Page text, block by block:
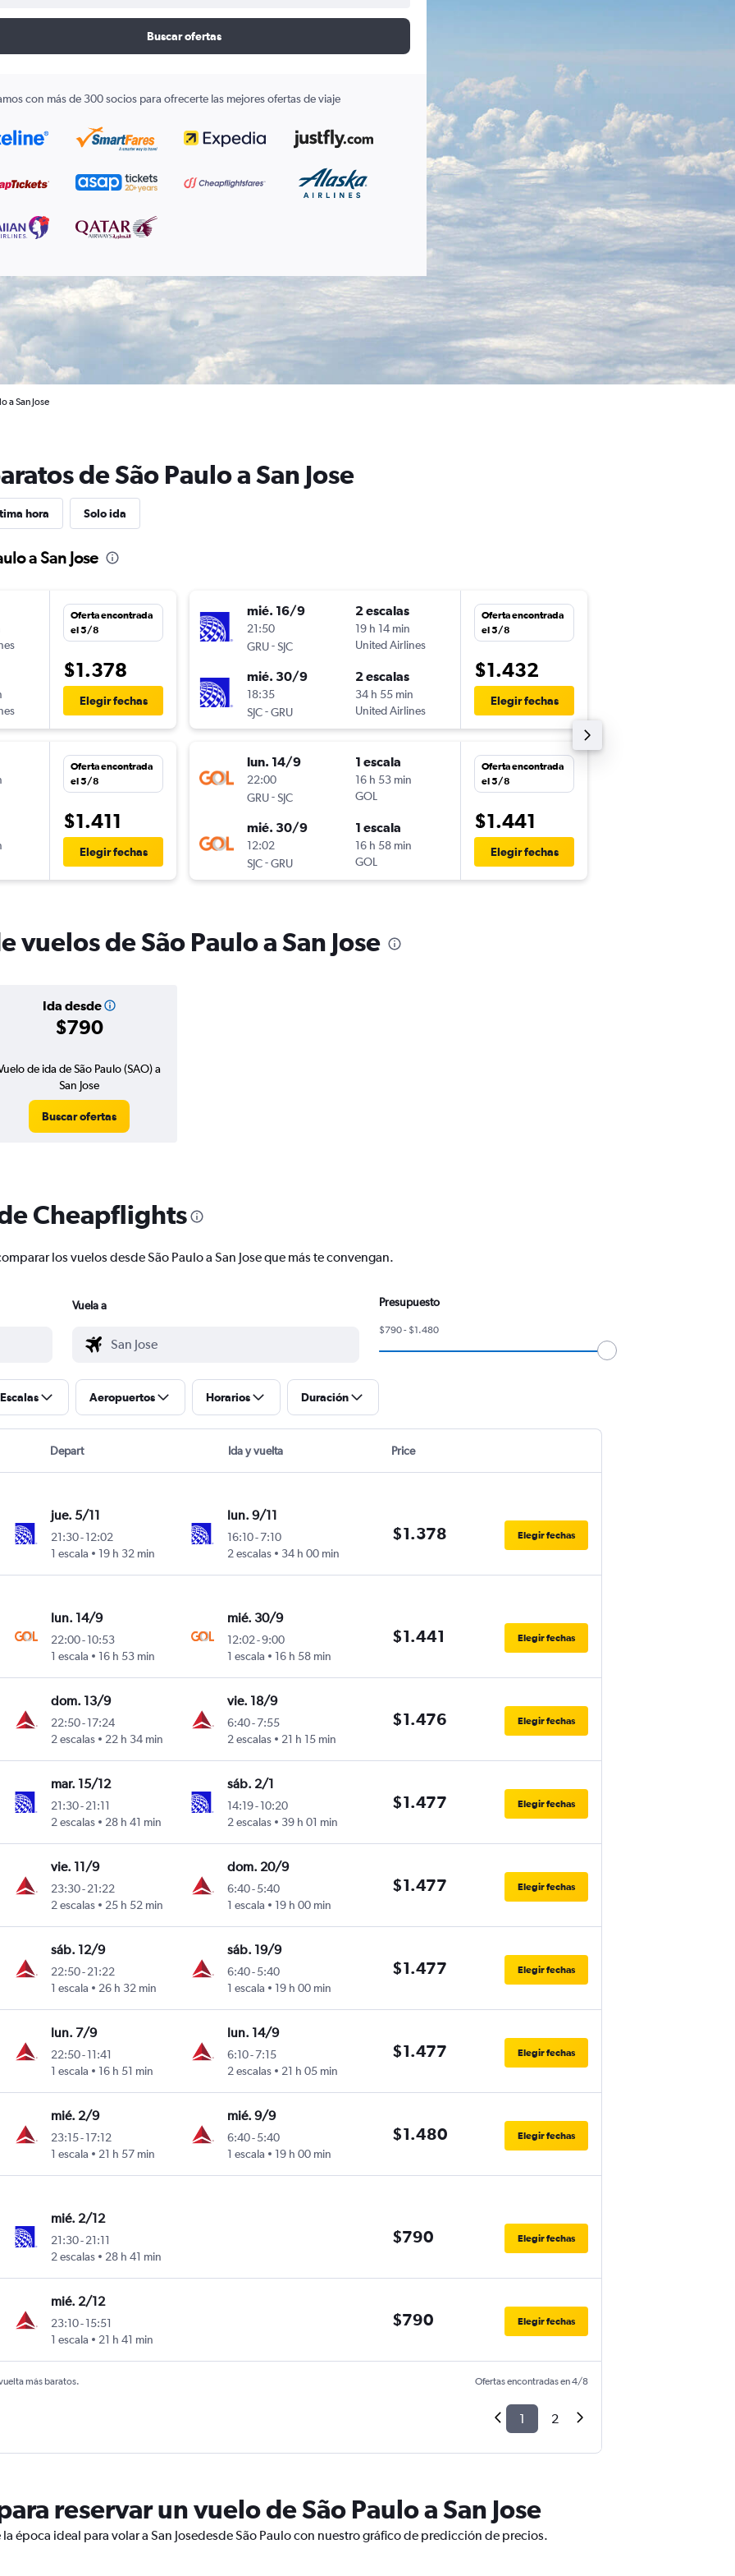
Buscar ofertas
con más de 300 socios para ofrecerte las mejores ofertas de viaje
a San Jose
de São Paulo a San Jose
hora Solo ida
a San Jose
Oferta encontrada
el 5/8
$1.378
Elegir fechas
Oferta encontrada
el 5/8
$1.411
Elegir fechas
mié. 16/9
21:50
GRU-SJC
2 escalas
19 h 14 min
United Airlines
mié. 30/9
18:35
SJC-GRU
2 escalas
34 h 55 min
United Airlines
Oferta encontrada
el 5/8
$1.432
Elegir fechas
lun. 14/9
22:00
GRU-SJC
1 escala
16 h 53 min
GOL
mié. 30/9
12:02
SJC-GRU
1 escala
16 h 58 min
GOL
Oferta encontrada
el 5/8
$1.441
Elegir fechas
vuelos de São Paulo a San Jose
Ida desde
$790
de ida de São Paulo (SAO) a
San Jose
Buscar ofertas
Cheapflights
los vuelos desde São Paulo a San Jose que más te convengan.
Vuela a Presupuesto
$790 - $1.480
Escalas Aeropuertos Horarios Duración
Depart Ida y vuelta Price
jue. 5/11
21:30-12:02
1 escala
19 h 32 min
lun. 9/11
16:10-7:10
2 escalas
34 h 00 min
$1.378 Elegir fechas
lun. 14/9
22:00-10:53
1 escala
16 h 53 min
mié. 30/9
12:02-9:00
1 escala
16 h 58 min
$1.441 Elegir fechas
dom. 13/9
22:50-17:24
2 escalas
22 h 34 min
vie. 18/9
6:40-7:55
2 escalas
21 h 15 min
$1.476 Elegir fechas
mar. 15/12
21:30-21:11
2 escalas
28 h 41 min
sáb. 2/1
14:19-10:20
2 escalas
39 h 01 min
$1.477 Elegir fechas
vie. 11/9
23:30-21:22
2 escalas
25 h 52 min
dom. 20/9
6:40-5:40
1 escala
19 h 00 min
$1.477 Elegir fechas
sáb. 12/9
22:50-21:22
1 escala
26 h 32 min
sáb. 19/9
6:40-5:40
1 escala
19 h 00 min
$1.477 Elegir fechas
lun. 7/9
22:50-11:41
1 escala
16 h 51 min
lun. 14/9
6:10-7:15
2 escalas
21 h 05 min
$1.477 Elegir fechas
mié. 2/9
23:15-17:12
1 escala
21 h 57 min
mié. 9/9
6:40-5:40
1 escala
19 h 00 min
$1.480 Elegir fechas
mié. 2/12
21:30-21:11
2 escalas
28 h 41 min
$790 Elegir fechas
mié. 2/12
23:10-15:51
1 escala
21 h 41 min
$790 Elegir fechas
más baratos. Ofertas encontradas en 4/8
1 2
reservar un vuelo de São Paulo a San Jose
época ideal para volar a San Josedesde São Paulo con nuestro gráfico de predicción de precios.